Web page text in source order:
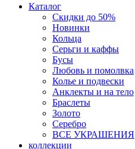
Каталог
Скидки до 50%
Новинки
Кольца
Серьги и каффы
Бусы
Любовь и помолвка
Колье и подвески
Анклекты и на тело
Браслеты
Золото
Серебро
ВСЕ УКРАШЕНИЯ
коллекции